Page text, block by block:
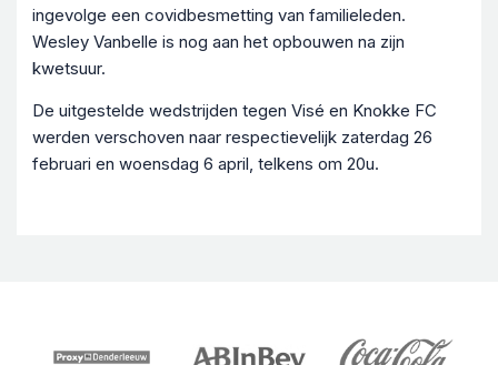
ingevolge een covidbesmetting van familieleden.
Wesley Vanbelle is nog aan het opbouwen na zijn
kwetsuur.
De uitgestelde wedstrijden tegen Visé en Knokke FC
werden verschoven naar respectievelijk zaterdag 26
februari en woensdag 6 april, telkens om 20u.